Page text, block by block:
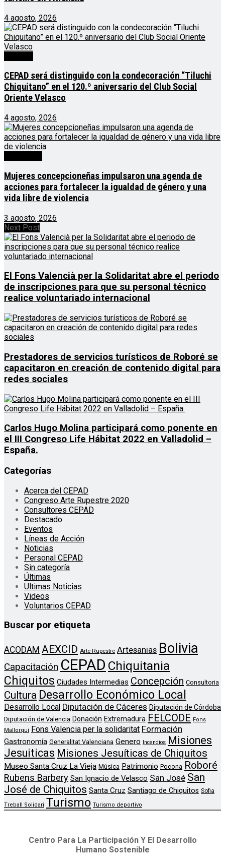
4 agosto, 2026
CEPAD será distinguido con la condecoración “Tiluchi
Chiquitano” en el 120.º aniversario del Club Social
Oriente Velasco
4 agosto, 2026
Mujeres concepcioneñas impulsaron una agenda de
acciones para fortalecer la igualdad de género y una
vida libre de violencia
3 agosto, 2026
Next Post
El Fons Valencià per la Solidaritat abre el periodo
de inscripciones para que su personal técnico
realice voluntariado internacional
Prestadores de servicios turísticos de Roboré se
capacitaron en creación de contenido digital para
redes sociales
Carlos Hugo Molina participará como ponente en
el III Congreso Life Hábitat 2022 en Valladolid –
España.
Categorías
Acerca del CEPAD
Congreso Arte Rupestre 2020
Consultores CEPAD
Destacado
Eventos
Líneas de Acción
Noticias
Personal CEPAD
Sin categoría
Últimas
Ultimas Noticias
Videos
Voluntarios CEPAD
Buscar por etiqueta
ACODAM AEXCID Arte Rupestre Artesanias Bolivia
Capacitación CEPAD Chiquitania
Chiquitos Ciudades Intermedias Concepción Consultoria
Cultura Desarrollo Económico Local
Desarrollo Local Diputación de Cáceres Diputación de Córdoba
Diputación de Valencia Donación Extremadura FELCODE Fons
Mallorqui Fons Valencia per la solidaritat Formación
Gastronomía Generalitat Valenciana Genero Incendios Misiones
Jesuiticas Misiones Jesuíticas de Chiquitos
Museo Santa Cruz La Vieja Música Patrimonio Pocona Roboré
Rubens Barbery San Ignacio de Velasco San José San
José de Chiquitos Santa Cruz Santiago de Chiquitos Sofia
Treball Solidari Turismo Turismo deportivo
Centro Para La Participación Y El Desarrollo
Humano Sostenible